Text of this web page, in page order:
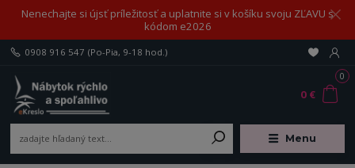
Nenechajte si újsť príležitosť a uplatnite si v košíku svoju ZĽAVU s
kódom e2026
Menu
0908 916 547 (Po-Pia, 9-18 hod.)
0
0 €